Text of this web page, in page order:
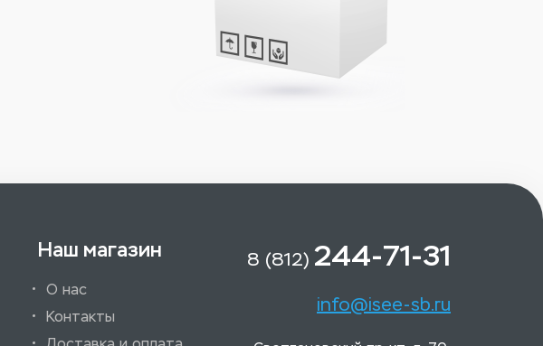
Наш магазин
О нас
Контакты
8 (812) 244-71-31
info@isee-sb.ru